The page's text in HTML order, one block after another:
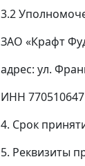
3.2
ЗАО «Крафт
адрес: ул.
ИНН
4. Срок
5. Реквизиты